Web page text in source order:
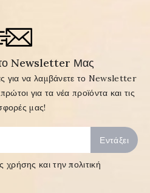
Newsletter Μας
για να λαμβάνετε το Newsletter
για τα νέα προϊόντα και τις
μας!
χρήσης και την πολιτική